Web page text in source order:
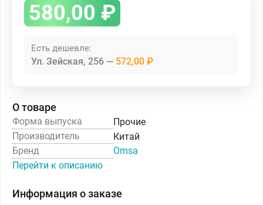
580,00 ₽
Есть дешевле:
Ул. Зейская, 256 572,00 ₽
О товаре
Форма выпуска
Прочие
Производитель
Китай
Бренд
Omsa
Перейти к описанию
Информация о заказе